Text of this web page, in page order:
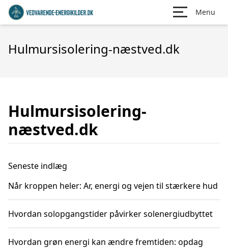
Menu
Hulmursisolering-næstved.dk
Hulmursisolering-
næstved.dk
Seneste indlæg
Når kroppen heler: Ar, energi og vejen til stærkere hud
Hvordan solopgangstider påvirker solenergiudbyttet
Hvordan grøn energi kan ændre fremtiden: opdag